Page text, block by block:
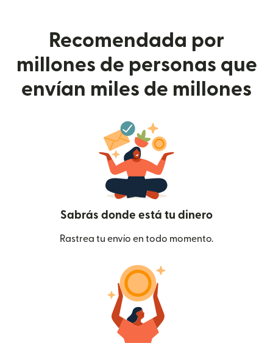
Recomendada por
millones de personas que
envían miles de millones
Sabrás donde está tu dinero
Rastrea tu envío en todo momento.